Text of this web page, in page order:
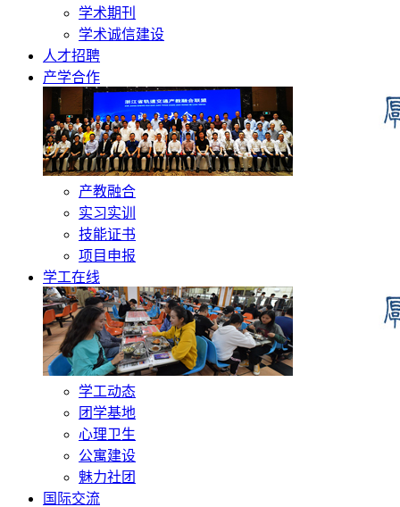
学术期刊
学术诚信建设
人才招聘
产学合作
产教融合
实习实训
技能证书
项目申报
学工在线
学工动态
团学基地
心理卫生
公寓建设
魅力社团
国际交流